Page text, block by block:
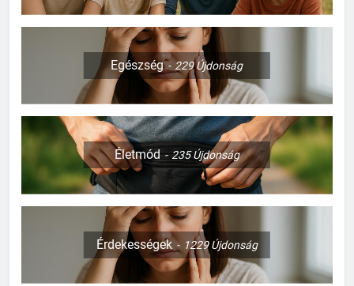
Egészség 229Újdonság
Életmód 235Újdonság
Érdekességek 1229Újdonság